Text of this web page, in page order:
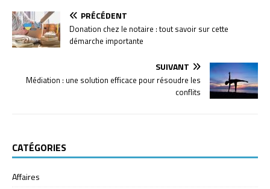
PRÉCÉDENT
Donation chez le notaire : tout savoir sur cette
démarche importante
SUIVANT
Médiation : une solution efficace pour résoudre les
conflits
CATÉGORIES
Affaires